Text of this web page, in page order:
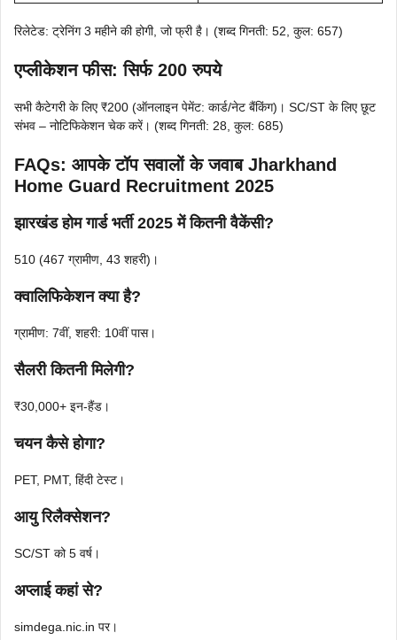
रिलेटेड: ट्रेनिंग 3 महीने की होगी, जो फ्री है। (शब्द गिनती: 52, कुल: 657)
एप्लीकेशन फीस: सिर्फ 200 रुपये
सभी कैटेगरी के लिए ₹200 (ऑनलाइन पेमेंट: कार्ड/नेट बैंकिंग)। SC/ST के लिए छूट
संभव – नोटिफिकेशन चेक करें। (शब्द गिनती: 28, कुल: 685)
FAQs: आपके टॉप सवालों के जवाब Jharkhand
Home Guard Recruitment 2025
झारखंड होम गार्ड भर्ती 2025 में कितनी वैकेंसी?
510 (467 ग्रामीण, 43 शहरी)।
क्वालिफिकेशन क्या है?
ग्रामीण: 7वीं, शहरी: 10वीं पास।
सैलरी कितनी मिलेगी?
₹30,000+ इन-हैंड।
चयन कैसे होगा?
PET, PMT, हिंदी टेस्ट।
आयु रिलैक्सेशन?
SC/ST को 5 वर्ष।
अप्लाई कहां से?
simdega.nic.in पर।